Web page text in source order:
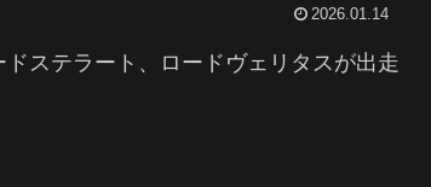
2026.01.14
ステラート、ロードヴェリタスが出走